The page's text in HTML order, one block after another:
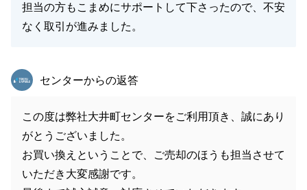
担当の方もこまめにサポートして下さったので、不安
なく取引が進みました。
東急リバブル
センターからの返答
この度は弊社大井町センターをご利用頂き、誠にあり
がとうございました。
お買い換えということで、ご売却のほうも担当させて
いただき大変感謝です。